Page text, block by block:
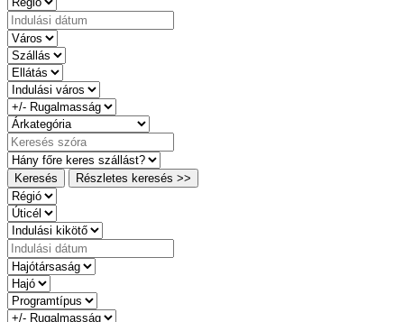
Keresés Részletes keresés >>